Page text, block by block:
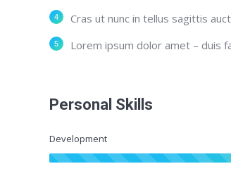
Cras ut nunc in tellus sagittis
Lorem ipsum dolor amet – duis
Personal Skills
Development